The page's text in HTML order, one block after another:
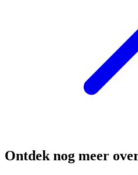
Ontdek nog meer